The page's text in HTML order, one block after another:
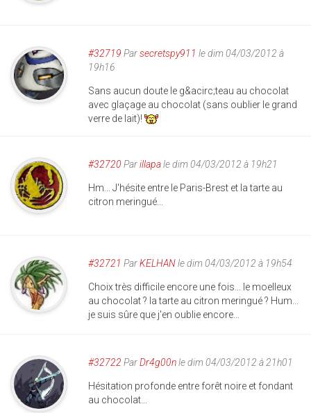
#32719 Parsecretspy911 le dim 04/03/2012 à
19h16
Sans aucun doute le g&acirc;teau au chocolat
avec glaçage au chocolat (sans oublier le grand
verre de lait)!
#32720 Parillapale dim 04/03/2012 à 19h21
Hm... J'hésite entre le Paris-Brest et la tarte au
citron meringué...
#32721 ParKELHANle dim 04/03/2012 à 19h54
Choix très difficile encore une fois... le moelleux
au chocolat ? la tarte au citron meringué ? Hum...
je suis sûre que j'en oublie encore...
#32722 ParDr4g00nle dim 04/03/2012 à 21h01
Hésitation profonde entre forêt noire et fondant
au chocolat...